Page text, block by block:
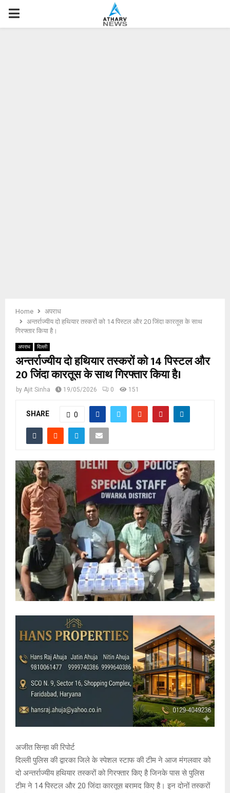
P
Home
अपराध
अन्तर्राज्यीय दो हथियार तस्करों को 14 पिस्टल और 20 जिंदा कारतूस के साथ
गिरफ्तार किया है।
अपराध दिल्ली
अन्तर्राज्यीय दो हथियार तस्करों को 14 पिस्टल और
20 जिंदा कारतूस के साथ गिरफ्तार किया है।
by Ajit Sinha 19/05/2026 0 151
SHARE 0
अजीत सिन्हा की रिपोर्ट
दिल्ली पुलिस की द्वारका जिले के स्पेशल स्टाफ की टीम ने आज मंगलवार को
दो अन्तर्राज्यीय हथियार तस्करों को गिरफ्तार किए है जिनके पास से पुलिस
टीम ने 14 पिस्टल और 20 जिंदा कारतूस बरामद किए है। इन दोनों तस्करों